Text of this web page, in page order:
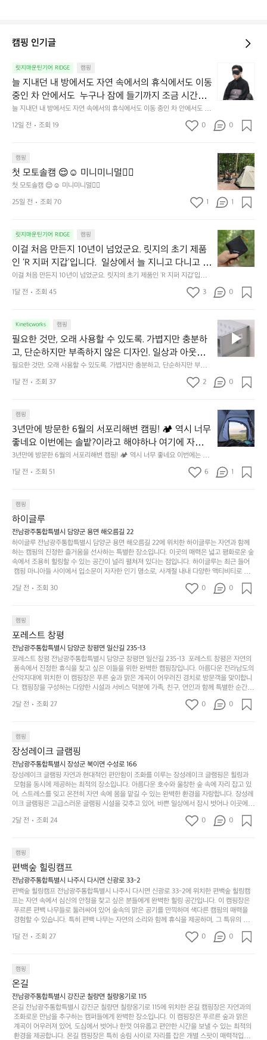
캠핑 인기글
릿지마운틴기어 RIDGE 캠핑
늘 지내던 내 방에서도 자연 속에서의 휴식에서도 이동
중인 차 안에서도  누구나 잠에 들기까지 조금 시간이
걸리는 순간이 있습니다.  그럴 때는 차분하게 눈을 가
려보세요. 마치 암막 커튼을 조용히 내리듯이.  Polarte
c® Wind Pro™의 온기가 눈가를 포근히 감싸줍니다.
줍니다.  이 슬립 웜을 쓰는 것만으로 그곳은 나만의 밤
이 됩니다.  안녕히 주무세요.
늘 지내던 내 방에서도 자연 속에서의 휴식에서도 이동 중인 차 안에서도  누
구나 잠에 들기까지 조금 시간이 걸리는 순간이 있습니다.  그럴 때는 차분하
게 눈을 가려보세요. 마치 암막 커튼을 조용히 내리듯이.  Polartec® Wind
밤이 됩니다.  안녕히 주무세요.
내
던
방
도
자
연
속
에
의
휴
식
에
도
이
중
인
차
안
서
도
구
나
잠
에
기
까
이
걸
리
는
순
다.
그
럴
때
는
차
을
가
려
보
세
요.
튼
을
조
용
히
o
l
a
12일 전 조회 19 0 0
캠핑
첫 모토솔캠 😌☺️ 미니미니멀👌🏼
첫 모토솔캠 😌☺️ 미니미니멀👌🏼
첫
모
토
솔
캠
☺️
미
니
미
멀
👌🏼
25일 전 조회 70 1 1
릿지마운틴기어 RIDGE 캠핑
이걸 처음 만든지 10년이 넘었군요. 릿지의 초기 제품
인 ‘R 지퍼 지갑’입니다.  일상에서 늘 지니고 다니고 싶
어지는 물건에는 크기, 무게, 형태, 색감 사이의 아주 미
묘한 밸런스가 존재합니다.  예를 들자면 일에 집중하
느라 책상 위 가장자리에 대충 걸쳐 놓아도 시야에 걸
는 균형감에서 출발했습니다.  그중에서도 슬림함에 철
저히 집착했습니다. 튼튼한 내구도와 넉넉한 수납력을
해치치 않는 선에서, 가장 가볍고 얇게 설계했습니다.
이 디자인과 사용감은, 꼭 직접 손으로 만져보며 경험
해 보시기를 바랍니다.
이걸 처음 만든지 10년이 넘었군요. 릿지의 초기 제품인 ‘R 지퍼 지갑’입니
다.  일상에서 늘 지니고 다니고 싶어지는 물건에는 크기, 무게, 형태, 색감
사이의 아주 미묘한 밸런스가 존재합니다.  예를 들자면 일에 집중하느라 책
철저히 집착했습니다. 튼튼한 내구도와 넉넉한 수납력을 해치치 않는 선에
서, 가장 가볍고 얇게 설계했습니다.  이 디자인과 사용감은, 꼭 직접 손으로
만져보며 경험해 보시기를 바랍니다.
이
걸
처
음
든
0
년
이
넘
군
지
의
초
기
품
갑’입
니
다.
일
상
에
고
다
니
고
싶
어
는
크
기,
무
게,
이
의
아
주
미
가
존
재
1달 전 조회 45 3 0
Kineticworks 캠핑
필요한 것만, 오래 사용할 수 있도록. 가볍지만 충분하
고, 단순하지만 부족하지 않은 디자인. 일상과 아웃도
어의 경계를 자연스럽게 이어주는 RIDGE MOUNTAIN
GEAR. 키네틱웍스에서 만나보세요.
필요한 것만, 오래 사용할 수 있도록. 가볍지만 충분하고, 단순하지만 부족하
지 않은 디자인. 일상과 아웃도어의 경계를 자연스럽게 이어주는 RIDGE M
OUNTAIN GEAR. 키네틱웍스에서 만나보세요.
필
요
한
것
오
용
할
수
있
록.
분
하
고,
단
순
하
하
지
않
은
디
자
웃
도
어
의
경
럽
게
이
어
주
E
M
O
1달 전 조회 37 2 0
캠핑
3년만에 방문한 6월의 서포리해변 캠핑! 🏕 역시 너무
좋네요 이번에는 솔밭?이라고 해야하나 여기에 자리를
잡았는데 정말 시원하고 경치도 좋네요  서해치고 물도
맑은편, 아이들도 놀기 좋고 1박 2일은 넘 짧게 느껴지
네요  .1박 1동 1만원 (수금은 7시쯤, 동네에서 관리) .수
바로 화장실있음 .5분거리 cu .2분거리 음식점  항구에
서부터 해변까지 버스도 다니네요 ㅎㅎㅎ 아이들 엄청
좋아하네요 점심쯤도착해서 철수할때까지 물놀이 3
타임이나 했네요 ⛱️
3년만에 방문한 6월의 서포리해변 캠핑! 🏕 역시 너무 좋네요 이번에는 솔
밭?이라고 해야하나 여기에 자리를 잡았는데 정말 시원하고 경치도 좋네요
서해치고 물도 맑은편, 아이들도 놀기 좋고 1박 2일은 넘 짧게 느껴지네요  .
항구에서부터 해변까지 버스도 다니네요 ㅎㅎㅎ 아이들 엄청 좋아하네요 점
심쯤도착해서 철수할때까지 물놀이 3타임이나 했네요 ⛱️
년
만
에
문
포
리
해
변
캠
핑!
무
좋
네
요
이
이
라
고
해
야
하
리
를
잡
았
는
하
고
경
1달 전 조회 51 6 1
캠핑
하이글루
전남광주통합특별시 담양군 용면 해오름길 22
하이글루 전남광주통합특별시 담양군 용면 해오름길 22에 위치한 하이글루는 자연과 함께
하는 캠핑의 진정한 즐거움을 선사하는 특별한 장소입니다. 이곳의 매력은 넓고 평화로운 숲
속에서 조용히 힐링할 수 있는 공간이 널리 펼쳐져 있다는 점입니다. 하이글루는 최근 들어
캠핑 마니아들 사이에서 입소문이 자자한 인기 명소로, 사계절 내내 다양한 액티비티로 방
문객들을 맞이합니다. 특히, 하이글루의 독특한 시설인 글램핑 텐트는 고객들에게 아늑한 잠
자리를 제공하며, 캠핑의 매력을 한층 더해 줍니다. 밖에서는 자연의 소리를 들으며, 내부에
함께 좋은 시간을 보낼 수 있다는 것입니다. 또한, 하이글루 인근에는 다양한 트레킹 코스와
자전거 도로가 있어 아웃도어 활동을 좋아하는 이들에게 더욱 참조할 만한 장소가 됩니다.
담양의 아름다운 자연과 함께, 건강한 레저 활동을 즐기며 행복한 캠핑 경험을 쌓으실 수 있
습니다. 하이글루에서 특별한 순간을 만끽해보세요. 따뜻한 햇살과 함께하는 아침, 상징적인
담양의 죽녹원과 함께 어우러진 저녁, 그리고 고요한 밤하늘 아래에서 별을 바라보며 나누는
이야기들은 여러분의 캠핑 여행을 더욱 특별하게 만들어 줄 것입니다.  인기 정도: ★★★★
★
2달 전 조회 30 0 0
캠핑
포레스트 창평
전남광주통합특별시 담양군 창평면 일산길 235-13
포레스트 창평 전남광주통합특별시 담양군 창평면 일산길 235-13  포레스트 창평은 자연의
품속에서 진정한 휴식을 찾고 싶은 이들을 위한 완벽한 캠핑장입니다. 아름다운 전라남도의
산악지대에 위치한 이 캠핑장은 푸른 숲과 맑은 계곡이 어우러진 경치로 방문객을 맞이합니
다. 캠핑장을 구성하는 다양한 시설과 서비스 덕분에 가족, 친구, 연인과 함께 특별한 순간을
만들어갈 수 있는 최적의 공간이 됩니다.  포레스트 창평은 주말마다 직접 재배한 신선한 농
산물을 제공하는 캠핑장으로, 현지에서만 느낄 수 있는 자연의 맛을 경험할 수 있습니다. 또
으며 깊은 숙면을 취할 수 있는 기회를 제공합니다.  이곳은 자연과의 완벽한 조화를 이루며,
다채로운 야외 활동을 제공합니다. 특히 어린이들은 안전하게 놀 수 있는 놀이시설이 마련
되어 있어 부모님들과 함께 즐거운 시간을 보낼 수 있습니다. 주변의 다양한 관광지와 먹거
리를 탐험하는 재미도 포레스트 창평의 매력 중 하나입니다.  또한, 캠핑장을 방문한 후 지속
적으로 재방문하는 이들이 많아 인기가 날로 상승하고 있습니다. 포레스트 창평은 단순한 캠
핑 그 이상을 제공하며, 자연을 사랑하는 모든 이들에게 꼭 한번 경험해봐야 할 장소로 자리
잡았습니다.  인기 정도: ★★★★★
2달 전 조회 27 0 0
캠핑
장성레이크 글램핑
전남광주통합특별시 장성군 북이면 수성로 166
장성레이크 글램핑 자연과 현대적인 편안함이 조화를 이루는 장성레이크 글램핑은 힐링과
모험을 동시에 제공하는 최적의 장소입니다. 아름다운 호수와 울창한 숲 속에 자리 잡고 있
어, 스트레스를 잊고 온전히 자연 속에 몸을 맡길 수 있는 완벽한 환경을 자랑합니다. 장성레
이크 글램핑은 고급스러운 글램핑 시설을 갖추고 있어, 바쁜 일상에서 잠시 벗어나 이곳에
오면 사치스러운 휴식이 가능해집니다. 독립된 텐트에서 제공되는 특별한 불멍 공간은 소중
한 사람과 함께 따뜻한 이야기를 나눌 수 있는 소중한 시간을 만들어 줍니다. 또한, 주변의 자
을 창출하는 시간이 될 것입니다. 특히 식사를 좋아하는 분들에게는 매주 특별한 바비큐 파
티와 지역에서 나는 신선한 재료로 만든 다양한 요리를 제공하여 미각을 만족시켜 줍니다.
장성레이크 글램핑은 그 아름다운 경관과 최고 품질의 시설 덕분에 최근 몇 년 사이에 특히
주목받고 있는 캠핑장 중 하나입니다. 주말이면 방문객이 가득해 예약이 빠르게 차는 만큼
미리 일정을 계획하시는 것이 좋습니다. 나만의 프라이빗한 공간에서 가족 및 사랑하는 사
람들과 함께하세요. 당신의 대자연 속 힐링을 기다리는 장성레이크 글램핑은 언젠가 반드시
방문해봐야 할 명소로 자리매김하였습니다. 인기 정도: ★★★★★
2달 전 조회 24 0 0
캠핑
편백숲 힐링캠프
전남광주통합특별시 나주시 다시면 신광로 33-2
편백숲 힐링캠프 전남광주통합특별시 나주시 다시면 신광로 33-2에 위치한 편백숲 힐링캠
프는 자연 속에서 심신의 안정을 찾고 싶은 분들에게 완벽한 힐링 공간입니다. 이 캠핑장은
푸르른 편백 나무들로 둘러싸여 있어 숲속의 맑은 공기를 만끽하며 색다른 캠핑의 매력을
경험할 수 있습니다. 특히 편백 나무는 자연의 소리와 함께 휴식을 제공하며, 그 특유의 아로
마향이 심리적 안정감을 가져다줍니다. 이곳에서 아침 햇살을 맞으며 조용한 숲속에서의 커
피 한 잔은 그 어떤 도시의 카페에서 느끼기 힘든 특별함을 선사합니다. 편백숲 힐링캠프는
즐길 수 있는 기회도 많은데, 자전거를 타거나 숲속을 거닐며 다양한 생태계를 체험해보는
것도 일상의 스트레스를 잊게 해줍니다. 또한, 캠프파이어를 즐기며 별빛 아래서 시간을 보
내는 것은 일상에서 벗어나 새로운 여유를 찾는 방법입니다. 운영자는 항상 방문객의 편안함
과 안전을 최우선으로 생각하고 있으며, 깨끗하고 잘 관리된 시설을 자랑합니다. 가족들이
함께하는 모닥불 구이 파티나 친구들과의 캠핑 퀴즈도 놓칠 수 없는 재미가 됩니다. 자연과
의 조화 속에서 힐링할 수 있는 편백숲 힐링캠프는 현대인의 바쁜 일상에서 벗어나 소중한
시간을 가지고 싶은 분들에게 특히 추천드립니다. 지금 바로 나주로 떠나 여유로움과 행복
이 가득한 캠핑을 경험해보세요! 인기 정도: ★★★★☆
1달 전 조회 27 0 0
캠핑
온길
전남광주통합특별시 강진군 칠량면 칠량옹기로 115
온길 전남광주통합특별시 강진군 칠량면 칠량옹기로 115에 위치한 온길 캠핑장은 자연과의
조화로운 만남을 추구하는 캠퍼들에게 완벽한 장소입니다. 이 캠핑장은 푸르른 숲과 맑은
계곡이 어우러져 있어, 도심에서 벗어나 한껏 여유롭고 편안한 시간을 보낼 수 있는 최적의
환경을 제공합니다. 온길 캠핑장은 특히 송림 사이로 자리를 잡은 개별 스팟이 매력적입니